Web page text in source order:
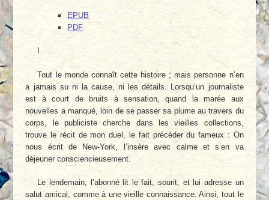
EPUB
PDF
I
Tout le monde connaît cette histoire ; mais personne n’en
a jamais su ni la cause, ni les détails. Lorsqu’un journaliste
est à court de bruits à sensation, quand la marée aux
nouvelles a manqué, loin de se passer sa plume au travers du
corps, le publiciste cherche dans les vieilles collections,
trouve le récit de mon duel, le fait précéder du fameux : On
nous écrit de New-York, l’insère avec calme et s’en va
déjeuner consciencieusement.
Le lendemain, l’abonné lit le fait, sourit, et lui adresse un
salut amical, comme à une vieille connaissance. Ainsi, tout le